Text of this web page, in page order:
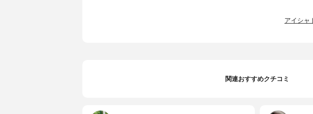
アイシャ
関連おすすめクチコミ